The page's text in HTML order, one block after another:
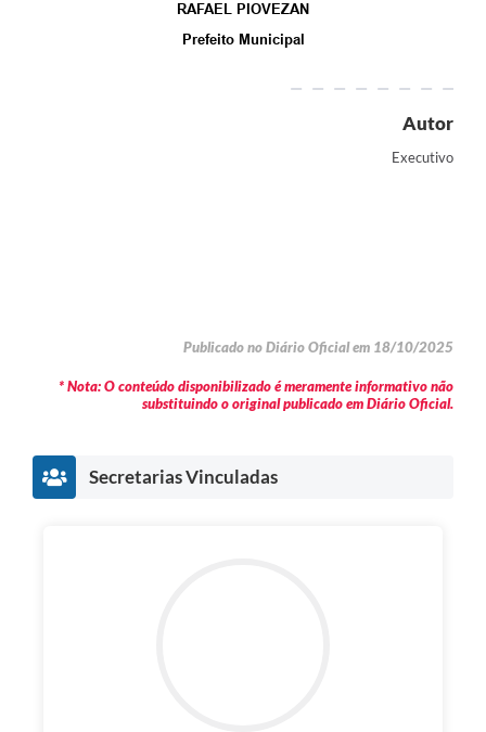
RAFAEL PIOVEZAN
Prefeito Municipal
Autor
Executivo
Publicado no Diário Oficial em 18/10/2025
* Nota: O conteúdo disponibilizado é meramente informativo não
substituindo o original publicado em Diário Oficial.
Secretarias Vinculadas